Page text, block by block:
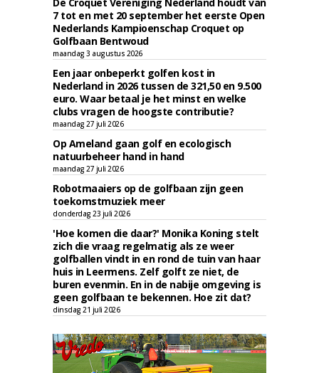
7 tot en met 20 september het eerste Open
Nederlands Kampioenschap Croquet op
Golfbaan Bentwoud
maandag 3 augustus 2026
Een jaar onbeperkt golfen kost in
Nederland in 2026 tussen de 321,50 en 9.500
euro. Waar betaal je het minst en welke
clubs vragen de hoogste contributie?
maandag 27 juli 2026
Op Ameland gaan golf en ecologisch
natuurbeheer hand in hand
maandag 27 juli 2026
Robotmaaiers op de golfbaan zijn geen
toekomstmuziek meer
donderdag 23 juli 2026
'Hoe komen die daar?' Monika Koning stelt
zich die vraag regelmatig als ze weer
golfballen vindt in en rond de tuin van haar
huis in Leermens. Zelf golft ze niet, de
buren evenmin. En in de nabije omgeving is
geen golfbaan te bekennen. Hoe zit dat?
dinsdag 21 juli 2026